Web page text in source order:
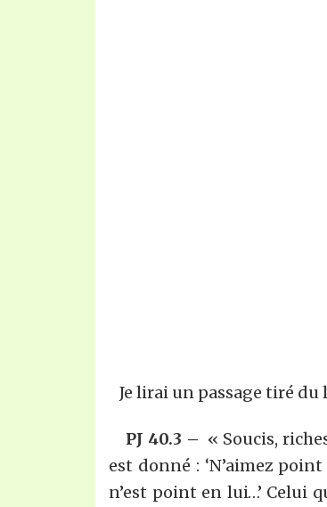
Je lirai un passage tiré du
PJ 40.3 – « Soucis,
est donné : ‘N’aimez
n’est point en lui…’ Celui